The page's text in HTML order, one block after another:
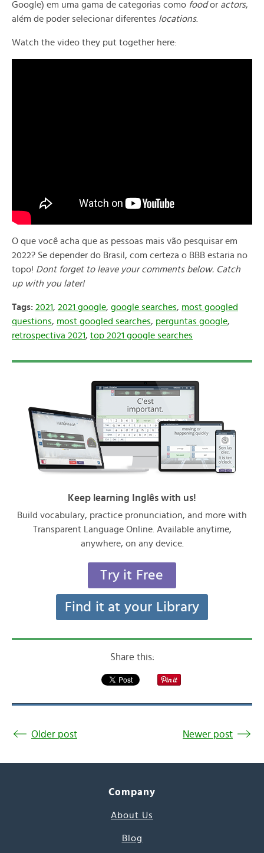
Google) em uma gama de categorias como foodor actors,
além de poder selecionar diferentes locations.
Watch the video they put together here:
O que você acha que as pessoas mais vão pesquisar em
2022? Se depender do Brasil, com certeza o BBB estaria no
topo! Dont forget to leave your comments below. Catch
up with you later!
Tags: 2021, 2021 google, google searches, most googled
questions, most googled searches, perguntas google,
retrospectiva 2021, top 2021 google searches
Keep learning Inglês with us!
Build vocabulary, practice pronunciation, and more with
Transparent Language Online. Available anytime,
anywhere, on any device.
Try it Free
Find it at your Library
Share this:
Older post Newer post
Company
About Us
Blog